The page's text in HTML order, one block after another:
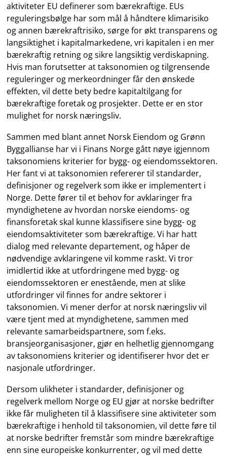
aktiviteter EU definerer som bærekraftige. EUs
reguleringsbølge har som mål å håndtere klimarisiko
og annen bærekraftrisiko, sørge for økt transparens og
langsiktighet i kapitalmarkedene, vri kapitalen i en mer
bærekraftig retning og sikre langsiktig verdiskapning.
Hvis man forutsetter at taksonomien og tilgrensende
reguleringer og merkeordninger får den ønskede
effekten, vil dette bety bedre kapitaltilgang for
bærekraftige foretak og prosjekter. Dette er en stor
mulighet for norsk næringsliv.
Sammen med blant annet Norsk Eiendom og Grønn
Byggallianse har vi i Finans Norge gått nøye igjennom
taksonomiens kriterier for bygg- og eiendomssektoren.
Her fant vi at taksonomien refererer til standarder,
definisjoner og regelverk som ikke er implementert i
Norge. Dette fører til et behov for avklaringer fra
myndighetene av hvordan norske eiendoms- og
finansforetak skal kunne klassifisere sine bygg- og
eiendomsaktiviteter som bærekraftige. Vi har hatt
dialog med relevante departement, og håper de
nødvendige avklaringene vil komme raskt. Vi tror
imidlertid ikke at utfordringene med bygg- og
eiendomssektoren er enestående, men at slike
utfordringer vil finnes for andre sektorer i
taksonomien. Vi mener derfor at norsk næringsliv vil
være tjent med at myndighetene, sammen med
relevante samarbeidspartnere, som f.eks.
bransjeorganisasjoner, gjør en helhetlig gjennomgang
av taksonomiens kriterier og identifiserer hvor det er
nasjonale utfordringer.
Dersom ulikheter i standarder, definisjoner og
regelverk mellom Norge og EU gjør at norske bedrifter
ikke får muligheten til å klassifisere sine aktiviteter som
bærekraftige i henhold til taksonomien, vil dette føre til
at norske bedrifter fremstår som mindre bærekraftige
enn sine europeiske konkurrenter, og vil med dette